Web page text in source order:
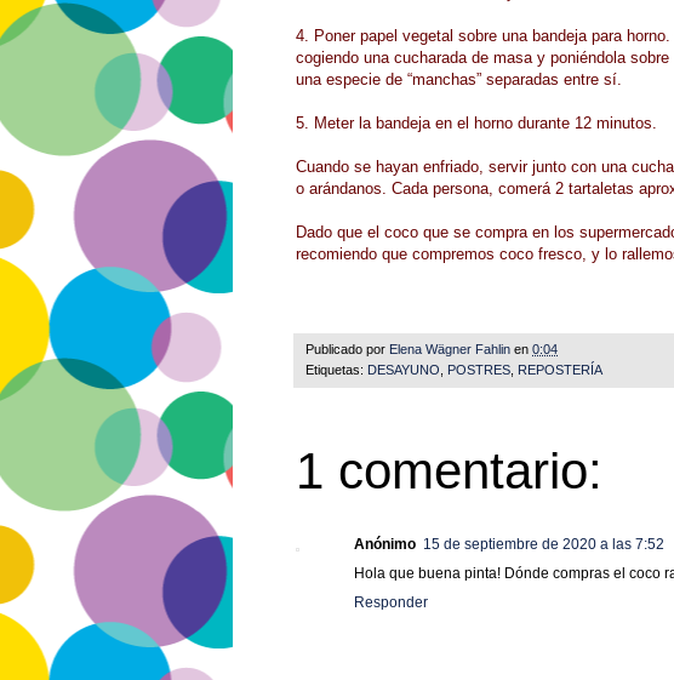
4. Poner papel vegetal sobre una bandeja para
cogiendo una cucharada de masa y poniéndola
una especie de “manchas” separadas entre sí.
5. Meter la bandeja en el horno durante 12 minutos.
Cuando se hayan enfriado, servir junto con una
o arándanos. Cada persona, comerá 2 tartaletas
Dado que el coco que se compra en los
recomiendo que compremos coco fresco, y lo
Publicado por Elena Wägner Fahlin en 0:04
Etiquetas: DESAYUNO POSTRES REPOSTERÍA
1 comentario:
Anónimo 15 de septiembre de 2020 a las 7:52
Hola que buena pinta! Dónde compras el coco
Responder